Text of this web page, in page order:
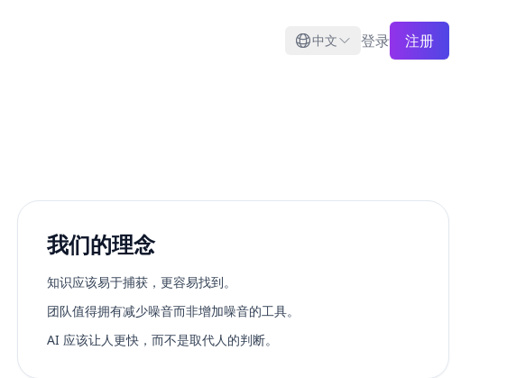
中文 登录 注册
我们的理念
知识应该易于捕获，更容易找到。
团队值得拥有减少噪音而非增加噪音的工具。
AI 应该让人更快，而不是取代人的判断。